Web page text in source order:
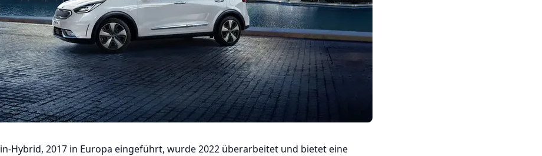
Hybrid, 2017 in Europa eingeführt, wurde 2022 überarbeitet und bietet eine